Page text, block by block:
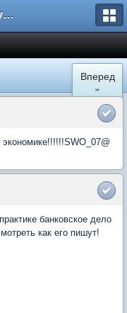
Форум для студента СГА
Вперед
»
банковское дело
как его пишут!